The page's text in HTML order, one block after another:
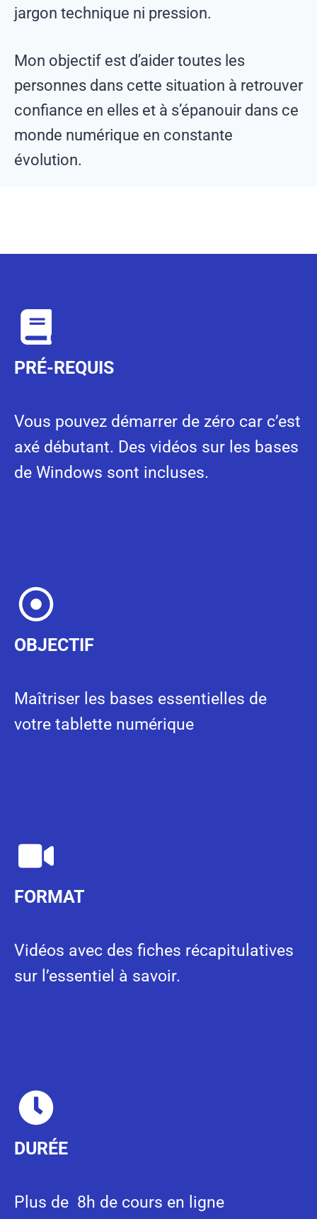
jargon technique ni pression.
Mon objectif est d’aider toutes les
personnes dans cette situation à retrouver
confiance en elles et à s’épanouir dans ce
monde numérique en constante
évolution.
PRÉ-REQUIS
Vous pouvez démarrer de zéro car c’est
axé débutant. Des vidéos sur les bases
de Windows sont incluses.
OBJECTIF
Maîtriser les bases essentielles de
votre tablette numérique
FORMAT
Vidéos avec des fiches récapitulatives
sur l’essentiel à savoir.
DURÉE
Plus de 8h de cours en ligne